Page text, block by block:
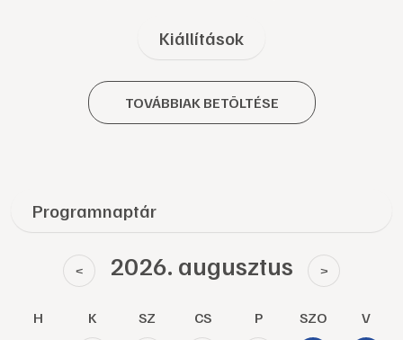
Kiállítások
TOVÁBBIAK BETÖLTÉSE
Programnaptár
< 2026. augusztus >
H K SZ CS P SZO V